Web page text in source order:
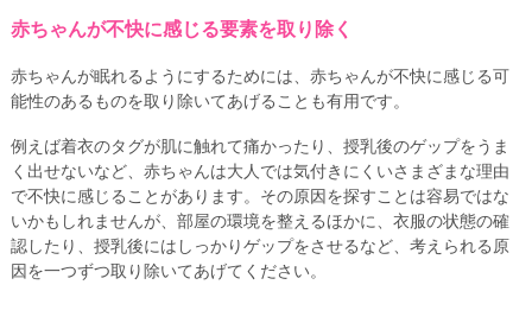
赤ちゃんが不快に感じる要素を取り除く
赤ちゃんが眠れるようにするためには、赤ちゃんが不快に感じる可
能性のあるものを取り除いてあげることも有用です。
例えば着衣のタグが肌に触れて痛かったり、授乳後のゲップをうま
く出せないなど、赤ちゃんは大人では気付きにくいさまざまな理由
で不快に感じることがあります。その原因を探すことは容易ではな
いかもしれませんが、部屋の環境を整えるほかに、衣服の状態の確
認したり、授乳後にはしっかりゲップをさせるなど、考えられる原
因を一つずつ取り除いてあげてください。